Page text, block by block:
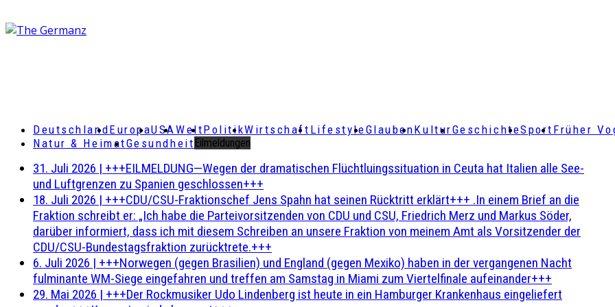
DeutschlandEuropaUSAWeltPolitikWirtschaft LifestyleGlaubenKulturGeschichteSport Früher
Natur & HeimatGesundheit Eilmeldungen
31. Juli 2026 | +++EILMELDUNG—Wegen der dramatischen Flüchtluingssituation in Ceuta hat Italien alle See-
und Luftgrenzen zu Spanien geschlossen+++
18. Juli 2026 | +++CDU/CSU-Fraktionschef Jens Spahn hat seinen Rücktritt erklärt+++ .In einem Brief an die
Fraktion schreibt er: „Ich habe die Parteivorsitzenden von CDU und CSU, Friedrich Merz und Markus Söder,
darüber informiert, dass ich mit diesem Schreiben an unsere Fraktion von meinem Amt als Vorsitzender der
CDU/CSU-Bundestagsfraktion zurücktrete.+++
6. Juli 2026 | +++Norwegen (gegen Brasilien) und England (gegen Mexiko) haben in der vergangenen Nacht
fulminante WM-Siege eingefahren und treffen am Samstag in Miami zum Viertelfinale aufeinander+++
29. Mai 2026 | +++Der Rockmusiker Udo Lindenberg ist heute in ein Hamburger Krankenhaus eingeliefert